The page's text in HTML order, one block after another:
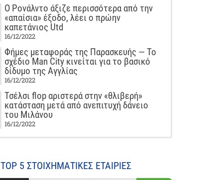
Ο Ρονάλντο άξιζε περισσότερα από την
«απαίσια» έξοδο, λέει ο πρώην
καπετάνιος Utd
16/12/2022
Φήμες μεταφοράς της Παρασκευής — Το
σχέδιο Man City κινείται για το βασικό
δίδυμο της Αγγλίας
16/12/2022
Τσέλσι flop αριστερά στην «θλιβερή»
κατάσταση μετά από ανεπιτυχή δάνειο
του Μιλάνου
16/12/2022
TOP 5 ΣΤΟΙΧΗΜΑΤΙΚΕΣ ΕΤΑΙΡΙΕΣ